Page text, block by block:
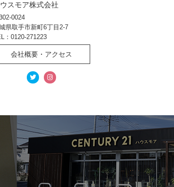
スモア株式会社
0024
県取手市新町6丁目2-7
：0120-271223
会社概要・アクセス